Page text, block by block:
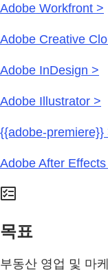
Adobe Workfront >
Adobe Creative
Adobe InDesign >
Adobe Illustrator >
{{adobe-premiere}}
Adobe After
목표
부동산 영업 및 마